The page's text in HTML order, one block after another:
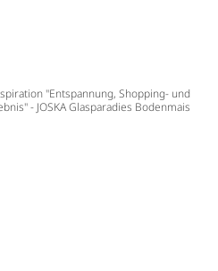
"Entspannung, Shopping- und
- JOSKA Glasparadies Bodenmais